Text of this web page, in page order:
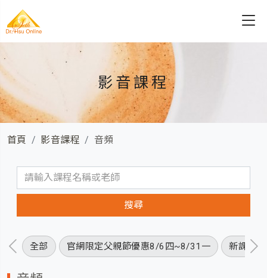
影音課程
首頁 影音課程 音頻
全部 官網限定父親節優惠8/6四~8/31一 新課程